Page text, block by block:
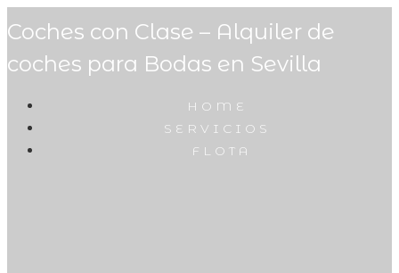
Coches con Clase – Alquiler de
coches para Bodas en Sevilla
HOME
SERVICIOS
FLOTA